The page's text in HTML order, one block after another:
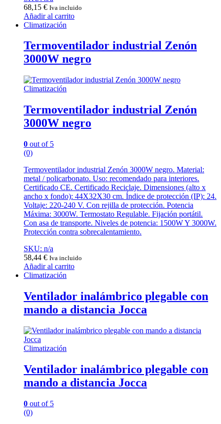
68,15 € Iva incluido
Añadir al carrito
Climatización
Termoventilador industrial Zenón
3000W negro
Climatización
Termoventilador industrial Zenón
3000W negro
0 out of 5
(0)
Termoventilador industrial Zenón 3000W negro. Material:
metal / policarbonato. Uso: recomendado para interiores.
Certificado CE. Certificado Reciclaje. Dimensiones (alto x
ancho x fondo): 44X32X30 cm. Índice de protección (IP): 24.
Voltaje: 220-240 V. Con rejilla de protección. Potencia
Máxima: 3000W. Termostato Regulable. Fijación portátil.
Con asa de transporte. Niveles de potencia: 1500W Y 3000W.
Protección contra sobrecalentamiento.
SKU: n/a
58,44 € Iva incluido
Añadir al carrito
Climatización
Ventilador inalámbrico plegable con
mando a distancia Jocca
Climatización
Ventilador inalámbrico plegable con
mando a distancia Jocca
0 out of 5
(0)